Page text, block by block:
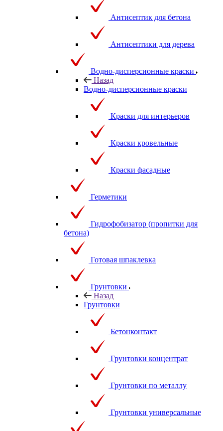
Антисептик для бетона
Антисептики для дерева
Водно-дисперсионные краски
Назад
Водно-дисперсионные краски
Краски для интерьеров
Краски кровельные
Краски фасадные
Герметики
Гидрофобизатор (пропитки для
бетона)
Готовая шпаклевка
Грунтовки
Назад
Грунтовки
Бетонконтакт
Грунтовки концентрат
Грунтовки по металлу
Грунтовки универсальные